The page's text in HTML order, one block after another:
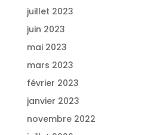
juillet 2023
juin 2023
mai 2023
mars 2023
février 2023
janvier 2023
novembre 2022